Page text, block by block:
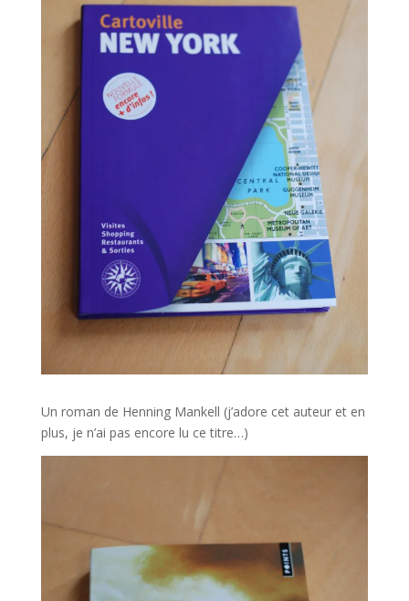
Un roman de Henning Mankell (j’adore cet auteur et en
plus, je n’ai pas encore lu ce titre…)